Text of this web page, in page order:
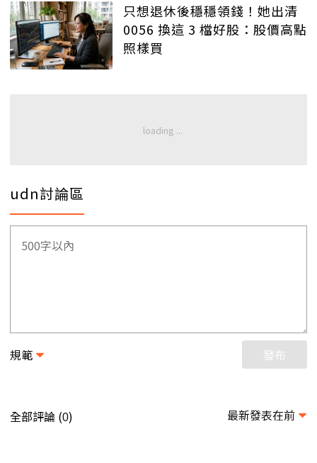
只想退休後穩穩領錢！她出清
0056 換這 3 檔好股：股價高點
照樣買
udn討論區
規範 發布
全部評論 (0) 最新發表在前